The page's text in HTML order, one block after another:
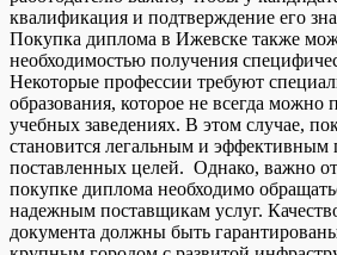
квалификация и подтверждение его
Покупка диплома в Ижевске также
необходимостью получения
Некоторые профессии требуют
образования, которое не всегда
учебных заведениях. В этом случае,
становится легальным и эффективным
поставленных целей. Однако, важно
покупке диплома необходимо
надежным поставщикам услуг.
документа должны быть